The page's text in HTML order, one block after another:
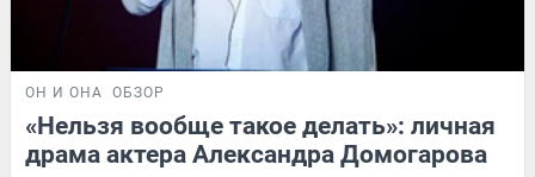
ОН И ОНА ОБЗОР
«Нельзя вообще такое делать»: личная
драма актера Александра Домогарова